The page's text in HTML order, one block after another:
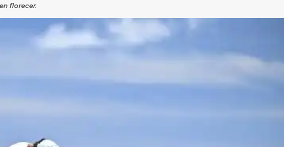
florecer.